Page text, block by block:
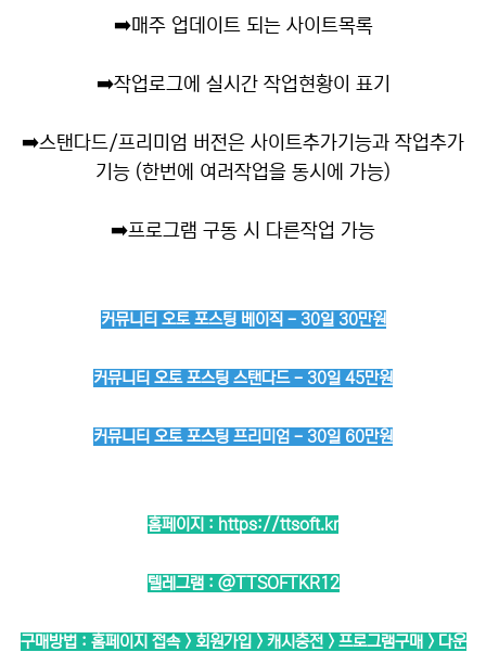
➡️매주 업데이트 되는 사이트목록
➡️작업로그에 실시간 작업현황이 표기
➡️스탠다드/프리미엄 버전은 사이트추가기능과 작업추가
기능 (한번에 여러작업을 동시에 가능)
➡️프로그램 구동 시 다른작업 가능
커뮤니티 오토 포스팅 베이직 - 30일 30만원
커뮤니티 오토 포스팅 스탠다드 - 30일 45만원
커뮤니티 오토 포스팅 프리미엄 - 30일 60만원
홈페이지 : https://ttsoft.kr
텔레그램 : @TTSOFTKR12
구매방법 : 홈페이지 접속 > 회원가입 > 캐시충전 > 프로그램구매 > 다운